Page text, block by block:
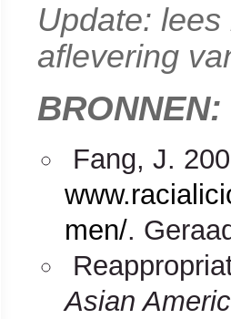
Update: lees
aflevering
BRONNEN:
Fang, J.
men/.
Asian